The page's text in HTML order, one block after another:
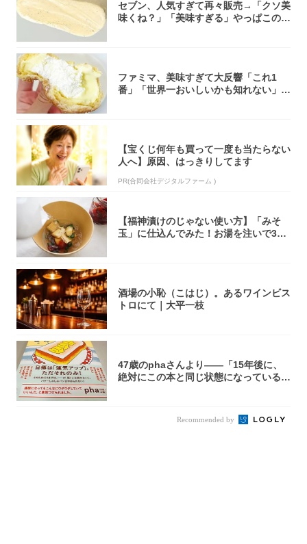
セブン、人気すぎて再々販売→「クソ美
味くね？」「美味すぎる」やっぱこのク
ファミマ、美味すぎて大反響「これ1
番」「世界一おいしいかも知れない」
【宝くじ何年も買って一度も当たらない
人へ】原因、はっきりしてます
PR(合同会社デジタルファーム )
【福神漬けのじゃない使い方】「みそ
玉」に仕込んでみた！お湯を注いで30
酒場の小恥（こはじ）。あるワインビス
トロにて｜大平一枝
47歳のphaさんより――「15年後に、
絶対にこの本と同じ状態になっている自
Recommended by